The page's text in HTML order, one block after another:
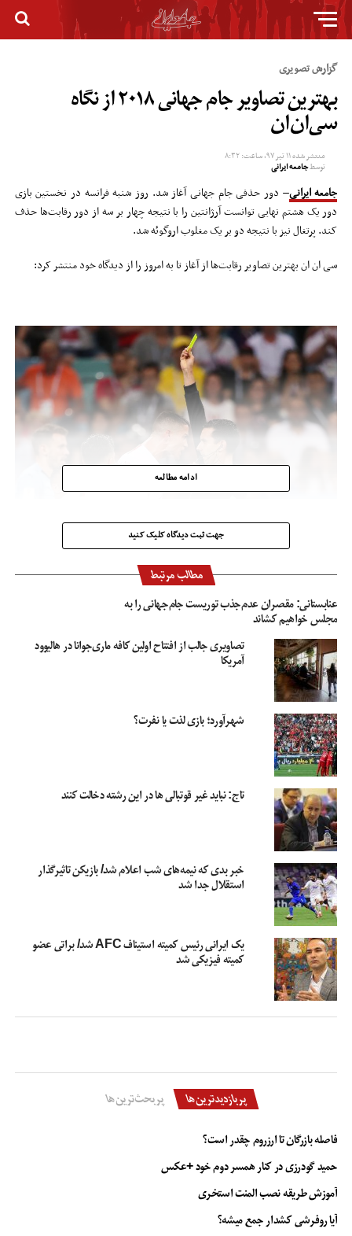
گزارش تصویری
بهترین تصاویر جام جهانی ۲۰۱۸ از نگاه
سی‌ان‌ان
منتشر شده۱۱ تیر ۹۷, ساعت: ۸:۳۲
توسطجامعه ایرانی
جامعه ایرانی– دور حذفی جام جهانی آغاز شد. روز شنبه فرانسه در نخستین بازی
دور یک هشتم نهایی توانست آرژانتین را با نتیجه چهار بر سه از دور رقابت‌ها حذف
کند. پرتغال نیز با نتیجه دو بر یک مغلوب اروگوئه شد.
سی ان ان بهترین تصاویر رقابت‌ها از آغاز تا به امروز را از دیدگاه خود منتشر کرد:
جهت ثبت دیدگاه کلیک کنید
ادامه مطالعه
مطالب مرتبط
عنابستانی: مقصران عدم‌جذب توریست جام‌جهانی را به
مجلس خواهیم کشاند
تصاویری جالب از افتتاح اولین کافه ماری‌جوانا در هالیوود
آمریکا
شهرآورد؛ بازی لذت یا نفرت؟
تاج: نباید غیر قوتبالی ها در این رشته دخالت کنند
خبر بدی که نیمه‌های شب اعلام شد/ بازیکن تاثیرگذار
استقلال جدا شد
یک ایرانی رئیس کمیته استیناف AFC شد/ براتی عضو
کمیته فیزیکی شد
پربازدیدترین‌ها پربحث‌ترین‌ها
فاصله بازرگان تا ارزروم چقدر است؟
حمید گودرزی در کنار همسر دوم خود +عکس
آموزش طریقه نصب المنت استخری
آیا روفرشی کشدار جمع میشه؟